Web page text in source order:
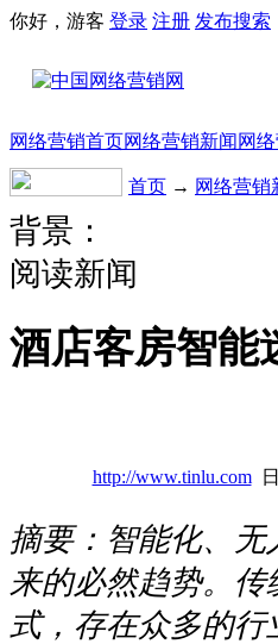
你好，游客 登录 注册 发布搜索
网络营销首页网络营销新闻 网
首页 → 网络营销
背景：
阅读新闻
酒店客房智能
http://www.tinlu.com日
摘要：智能化、
来的必然趋势。
式，存在众多的